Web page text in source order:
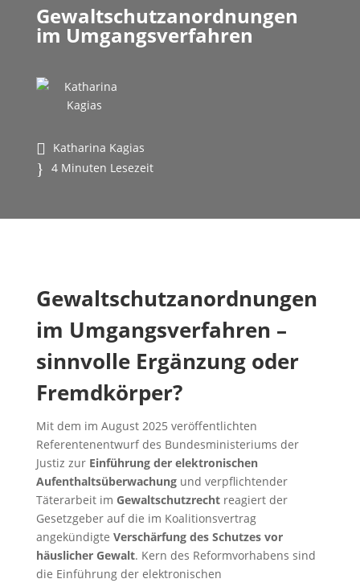
Gewaltschutzanordnungen
im Umgangsverfahren
Katharina Kagias
4 Minuten Lesezeit
Gewaltschutzanordnungen
im Umgangsverfahren –
sinnvolle Ergänzung oder
Fremdkörper?
Mit dem im August 2025 veröffentlichten
Referentenentwurf des Bundesministeriums der
Justiz zur Einführung der elektronischen
Aufenthaltsüberwachungund verpflichtender
Täterarbeit im Gewaltschutzrechtreagiert der
Gesetzgeber auf die im Koalitionsvertrag
angekündigte Verschärfung des Schutzes vor
häuslicher Gewalt. Kern des Reformvorhabens sind
die Einführung der elektronischen